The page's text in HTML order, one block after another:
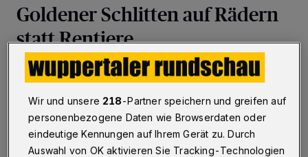
Goldener Schlitten auf Rädern
statt Rentiere
Wuppertal ·Normalerweise ziehen Dasher, Dancer,
Prancer, Vixen, Comet, Cupid, Donner, Blitzen und
natürlich Rudolph, der mit der roten Nase, den Schlitten
des Weihnachtsmannes. Doch irgendwie waren die
Rentiere vor kurzem in Beyenburg verhindert. Macht
nichts!
Wir und unsere 218-Partner speichern und greifen auf
personenbezogene Daten wie Browserdaten oder
eindeutige Kennungen auf Ihrem Gerät zu. Durch
Auswahl von OK aktivieren Sie Tracking-Technologien